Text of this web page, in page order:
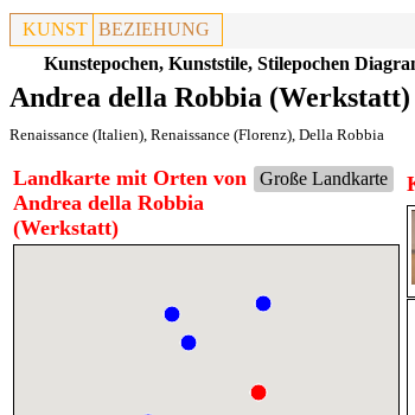
KUNST BEZIEHUNG
Kunstepochen, Kunststile, Stilepochen
Andrea della Robbia
Renaissance (Italien), Renaissance (Florenz), Della Robbia
Große Landkarte
Landkarte mit Orten von
Andrea della Robbia
(Werkstatt)